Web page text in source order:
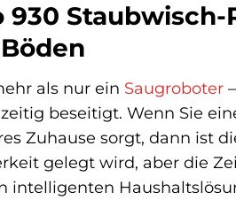
930
als nur ein Saugroboter
beseitigt. Wenn Sie
Zuhause sorgt, dann ist
gelegt wird, aber die
intelligenten